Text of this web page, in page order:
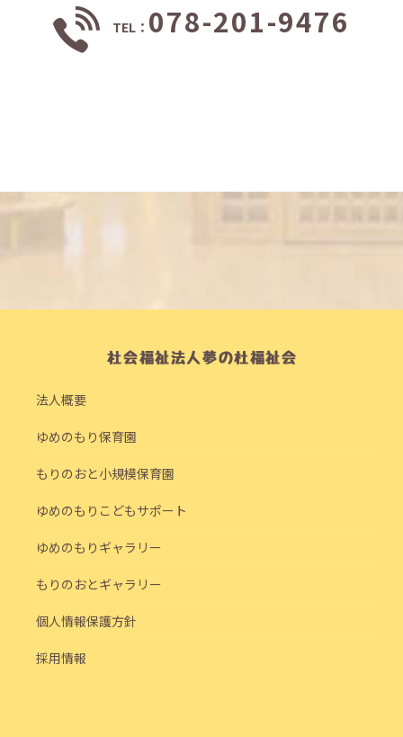
TEL： 078-201-9476
法人概要
ゆめのもり保育園
もりのおと小規模保育園
ゆめのもりこどもサポート
ゆめのもりギャラリー
もりのおとギャラリー
個人情報保護方針
採用情報